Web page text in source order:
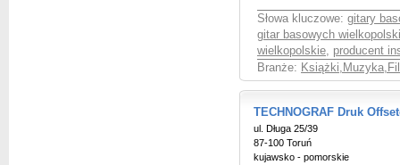
Słowa kluczowe: gitary
gitar basowych
wielkopolskie, producent
Branże:
TECHNOGRAF Druk
ul. Długa 25/39
87-100 Toruń
kujawsko - pomorskie